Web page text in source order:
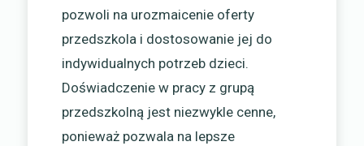
pozwoli na urozmaicenie oferty
przedszkola i dostosowanie jej do
indywidualnych potrzeb dzieci.
Doświadczenie w pracy z grupą
przedszkolną jest niezwykle cenne,
ponieważ pozwala na lepsze